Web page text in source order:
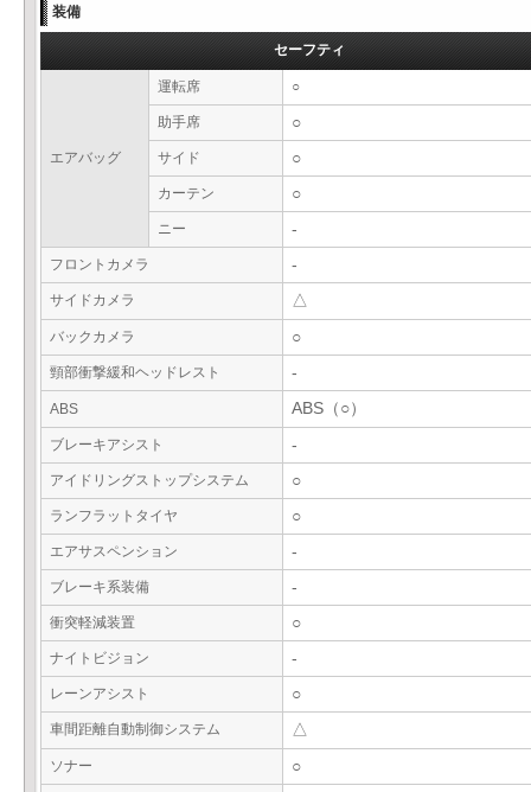
装備
セーフティ
エアバッグ
運転席 ○
助手席 ○
サイド ○
カーテン ○
ニー -
フロントカメラ -
サイドカメラ △
バックカメラ ○
頸部衝撃緩和ヘッドレスト -
ABS ABS（○）
ブレーキアシスト -
アイドリングストップシステム ○
ランフラットタイヤ ○
エアサスペンション -
ブレーキ系装備 -
衝突軽減装置 ○
ナイトビジョン -
レーンアシスト ○
車間距離自動制御システム △
ソナー ○